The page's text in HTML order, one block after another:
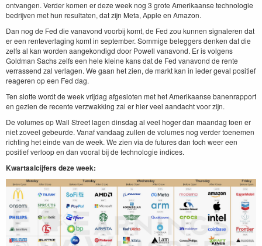
ontvangen. Verder komen er deze week nog 3 grote Amerikaanse technologie
bedrijven met hun resultaten, dat zijn Meta, Apple en Amazon.
Dan nog de Fed die vanavond voorbij komt, de Fed zou kunnen signaleren dat
er een renteverlaging komt in september. Sommige beleggers denken dat die
zelfs al kan worden aangekondigd door Powell vanavond. Er is volgens
Goldman Sachs zelfs een hele kleine kans dat de Fed vanavond de rente
verrassend zal verlagen. We gaan het zien, de markt kan in ieder geval positief
reageren op een Fed dag.
Ten slotte wordt de week vrijdag afgesloten met het Amerikaanse banenrapport
en gezien de recente verzwakking zal er hier veel aandacht voor zijn.
De volumes op Wall Street lagen dinsdag al veel hoger dan maandag toen er
niet zoveel gebeurde. Vanaf vandaag zullen de volumes nog verder toenemen
richting het einde van de week. We zien via de futures dan toch weer een
positief verloop en dan vooral bij de technologie indices.
Kwartaalcijfers deze week: